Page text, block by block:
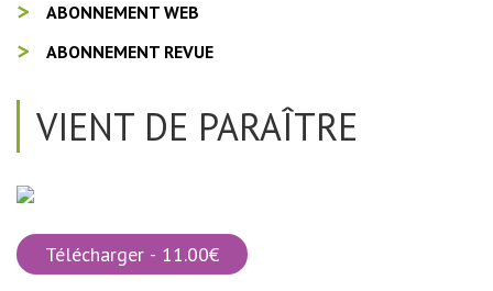
ABONNEMENT WEB
ABONNEMENT REVUE
VIENT DE PARAÎTRE
Télécharger - 11.00€